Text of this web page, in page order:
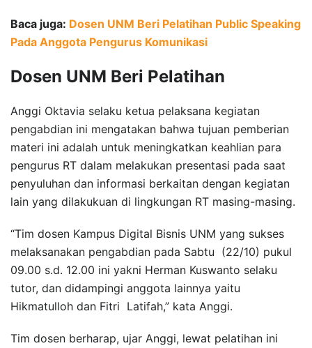
Baca juga: Dosen UNM Beri Pelatihan Public Speaking
Pada Anggota Pengurus Komunikasi
Dosen UNM Beri Pelatihan
Anggi Oktavia selaku ketua pelaksana kegiatan
pengabdian ini mengatakan bahwa tujuan pemberian
materi ini adalah untuk meningkatkan keahlian para
pengurus RT dalam melakukan presentasi pada saat
penyuluhan dan informasi berkaitan dengan kegiatan
lain yang dilakukuan di lingkungan RT masing-masing.
“Tim dosen Kampus Digital Bisnis UNM yang sukses
melaksanakan pengabdian pada Sabtu (22/10) pukul
09.00 s.d. 12.00 ini yakni Herman Kuswanto selaku
tutor, dan didampingi anggota lainnya yaitu
Hikmatulloh dan Fitri Latifah,” kata Anggi.
Tim dosen berharap, ujar Anggi, lewat pelatihan ini